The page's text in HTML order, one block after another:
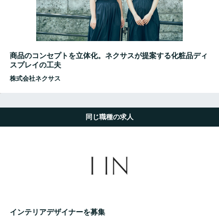
商品のコンセプトを立体化。ネクサスが提案する化粧品ディ
スプレイの工夫
株式会社ネクサス
同じ職種の求人
インテリアデザイナーを募集